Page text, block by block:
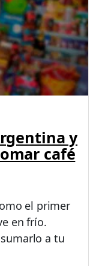
y
café
el primer
en frío.
a tu